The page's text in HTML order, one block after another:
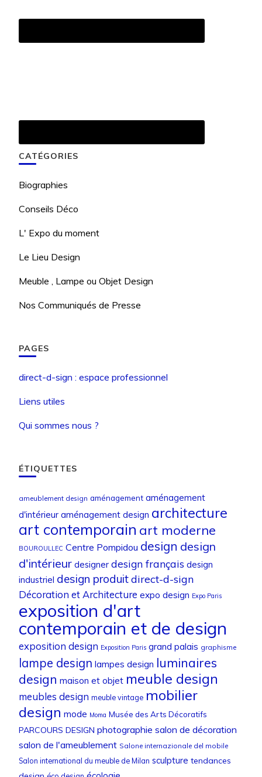
CATÉGORIES
Biographies
Conseils Déco
L' Expo du moment
Le Lieu Design
Meuble , Lampe ou Objet Design
Nos Communiqués de Presse
PAGES
direct-d-sign : espace professionnel
Liens utiles
Qui sommes nous ?
ÉTIQUETTES
ameublement design aménagement aménagement
d'intérieur aménagement design architecture
art contemporain art moderne
BOUROULLEC Centre Pompidou design design
d'intérieur designer design français design
industriel design produitdirect-d-sign
Décoration et Architecture expo design Expo Paris
exposition d'art
contemporain et de design
exposition design Exposition Paris grand palais graphisme
lampe design lampes design luminaires
design maison et objet meuble design
meubles design meuble vintage mobilier
design mode Moma Musée des Arts Décoratifs
PARCOURS DESIGN photographie salon de décoration
salon de l'ameublement Salone internazionale del mobile
Salon international du meuble de Milan sculpture tendances